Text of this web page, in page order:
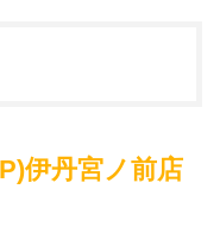
伊丹宮ノ前店